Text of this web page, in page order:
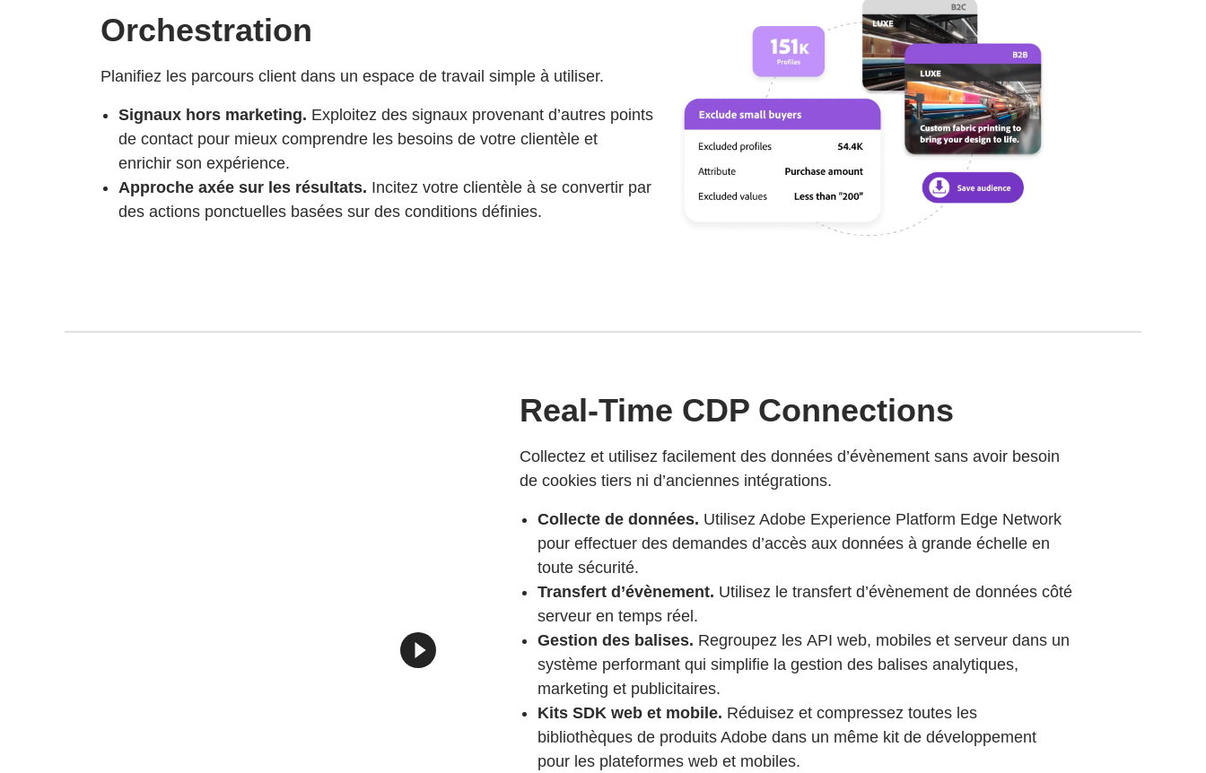
Orchestration
Planifiez les parcours client dans un espace de travail simple à utiliser.
Signaux hors marketing. Exploitez des signaux provenant d’autres points
de contact pour mieux comprendre les besoins de votre clientèle et
enrichir son expérience.
Approche axée sur les résultats. Incitez votre clientèle à se convertir par
des actions ponctuelles basées sur des conditions définies.
Real-Time CDP Connections
Collectez et utilisez facilement des données d’évènement sans avoir besoin
de cookies tiers ni d’anciennes intégrations.
Collecte de données. Utilisez Adobe Experience Platform Edge Network
pour effectuer des demandes d’accès aux données à grande échelle en
toute sécurité.
Transfert d’évènement. Utilisez le transfert d’évènement de données côté
serveur en temps réel.
Gestion des balises. Regroupez les API web, mobiles et serveur dans un
système performant qui simplifie la gestion des balises analytiques,
marketing et publicitaires.
Kits SDK web et mobile. Réduisez et compressez toutes les
bibliothèques de produits Adobe dans un même kit de développement
pour les plateformes web et mobiles.